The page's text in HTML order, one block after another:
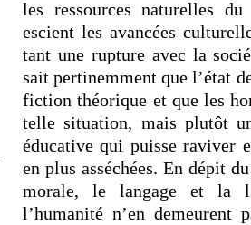
les ressources naturelles
escient les avancées
tant une rupture avec la
sait pertinemment que l’état
fiction théorique et que les
telle situation, mais plutôt
éducative qui puisse raviver
en plus asséchées. En dépit
morale, le langage et la
l’humanité n’en demeurent